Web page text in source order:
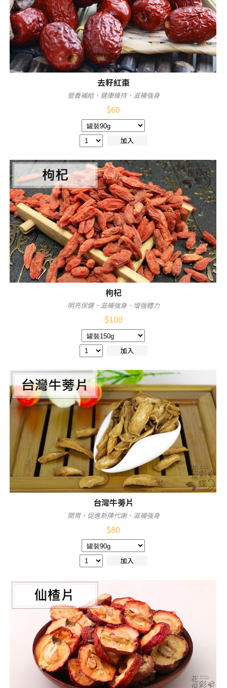
去籽紅棗
營養補給、健康維持、滋補強身
$60
加入
枸杞
明亮保健、滋補強身、增強體力
$100
加入
台灣牛蒡片
開胃、促進新陳代謝、滋補強身
$80
加入